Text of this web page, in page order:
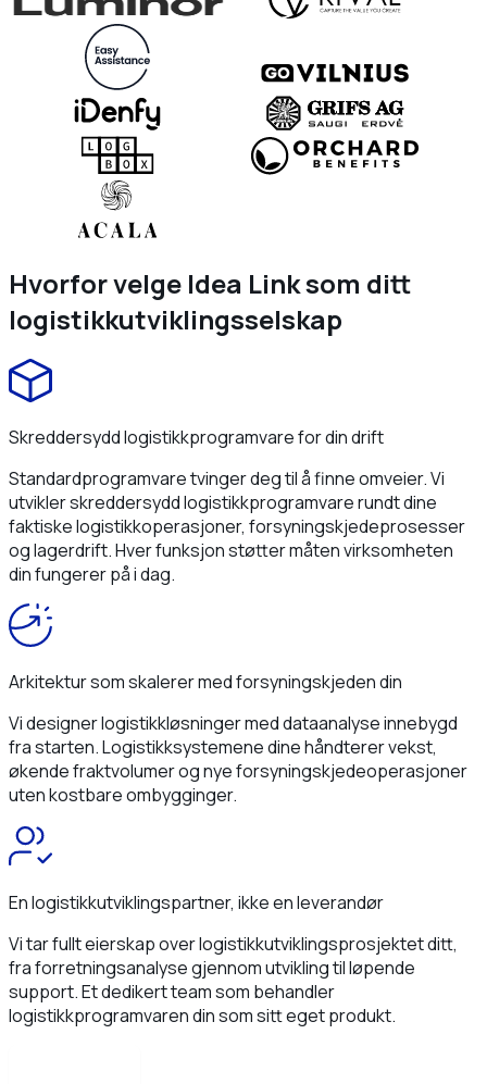
Hvorfor velge Idea Link som ditt
logistikkutviklingsselskap
Skreddersydd logistikkprogramvare for din drift
Standardprogramvare tvinger deg til å finne omveier. Vi
utvikler skreddersydd logistikkprogramvare rundt dine
faktiske logistikkoperasjoner, forsyningskjedeprosesser
og lagerdrift. Hver funksjon støtter måten virksomheten
din fungerer på i dag.
Arkitektur som skalerer med forsyningskjeden din
Vi designer logistikkløsninger med dataanalyse innebygd
fra starten. Logistikksystemene dine håndterer vekst,
økende fraktvolumer og nye forsyningskjedeoperasjoner
uten kostbare ombygginger.
En logistikkutviklingspartner, ikke en leverandør
Vi tar fullt eierskap over logistikkutviklingsprosjektet ditt,
fra forretningsanalyse gjennom utvikling til løpende
support. Et dedikert team som behandler
logistikkprogramvaren din som sitt eget produkt.